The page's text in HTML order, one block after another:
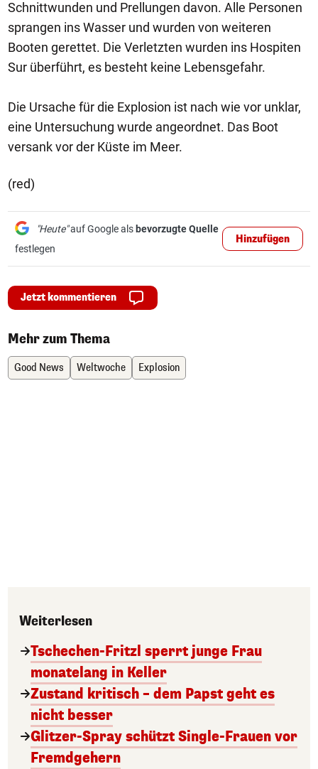
Schnittwunden und Prellungen davon. Alle Personen
sprangen ins Wasser und wurden von weiteren
Booten gerettet. Die Verletzten wurden ins Hospiten
Sur überführt, es besteht keine Lebensgefahr.
Die Ursache für die Explosion ist nach wie vor unklar,
eine Untersuchung wurde angeordnet. Das Boot
versank vor der Küste im Meer.
(red)
"Heute"auf Google als bevorzugte Quelle
festlegen
Hinzufügen
Jetzt kommentieren
Mehr zum Thema
Good News Weltwoche Explosion
Weiterlesen
Tschechen-Fritzl sperrt junge Frau
monatelang in Keller
Zustand kritisch – dem Papst geht es
nicht besser
Glitzer-Spray schützt Single-Frauen vor
Fremdgehern